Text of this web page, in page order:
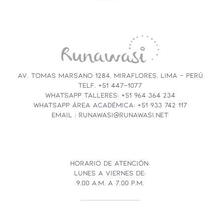
BLANK.AV. TOMAS MARSANO 1284, MIRAFLORES, LIMA - PERÚ
TELF. +51 447-1077
WHATSAPP TALLERES: +51 964 364 234
WHATSAPP ÁREA ACADÉMICA: +51 933 742 117
EMAIL : RUNAWASI@RUNAWASI.NET
HORARIO DE ATENCIÓN:
LUNES A VIERNES DE:
9.00 A.M. A 7.00 P.M.